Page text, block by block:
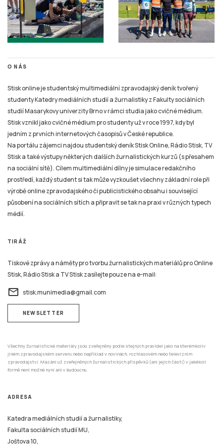
O NÁS
Stisk online je studentský multimediální zpravodajský deník tvořený
studenty Katedry mediálních studií a žurnalistiky z Fakulty sociálních
studií Masarykovy univerzity Brno v rámci studia jako cvičné médium.
Stisk vznikl jako cvičné médium pro studenty už v roce 1997, kdy byl
jedním z prvních internetových časopisů v České republice.
Na portálu zájemci najdou studentský deník Stisk Online, Rádio Stisk, TV
Stisk a také výstupy některých dalších žurnalistických kurzů (s přesahem
na sociální sítě). Cílem multimediální dílny je simulace redakčního
prostředí, každý student si tak může vyzkoušet všechny základní role při
výrobě online zpravodajského či publicistického obsahu i související
působení na sociálních sítích a připravit se tak na praxi v různých typech
médií.
TIRÁŽ
Tiskové zprávy a náměty pro tvorbu žurnalistických materiálů pro Online
Stisk, Rádio Stisk a TV Stisk zasílejte pouze na e-mail:
email stisk.munimedia@gmail.com
NEWSLETTER
Všechny žurnalistické materiály jsou zveřejněny podle stejných pravidel jako na kterémkoliv
jiném zpravodajském serveru nebo například v novinách, rozhlasovém nebo televizním
zpravodajství. Mazání už zveřejněných žurnalistických příspěvků (ani jejich částí) v jakékoli
formě není možné nyní ani v budoucnu.
ADRESA
Katedra mediálních studií a žurnalistiky,
Fakulta sociálních studií MU,
Joštova 10,